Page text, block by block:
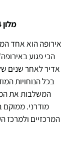
מלון 4 כוכבים פופולרי ומומלץ בבלפסט
אירופה הוא אחד
הכי פגוע
אדיר לאחר שנים
בכל הנוחויות
המשלבות את
מודרני. ממוקם
המרכזיים ולמרכז